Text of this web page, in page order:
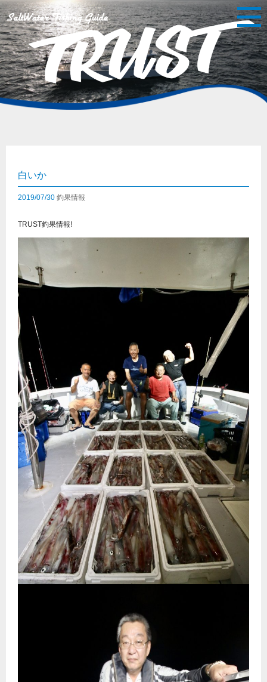
白いか
2019/07/30 釣果情報
TRUST釣果情報!